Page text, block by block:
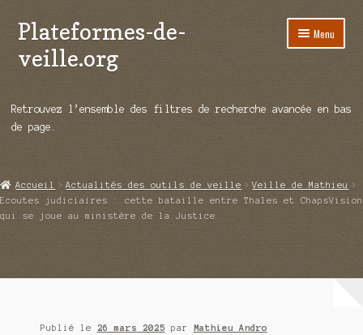
Aller
à
la
Aller
au
contenu
Plateformes-de-
veille.org
Menu
Répertoire d’ouitils
Démos vidéos
Ouvrir
Qui sommes-nous ?
Retrouvez l’ensemble des filtres de recherche avancée en bas
de page.
Accueil Actualités des outils de veille
Veille de Mathieu
Ecoutes judiciaires : cette bataille entre Thales et ChapsVision
qui se joue au ministère de la Justice
Publié le 26 mars 2025 par Mathieu Andro